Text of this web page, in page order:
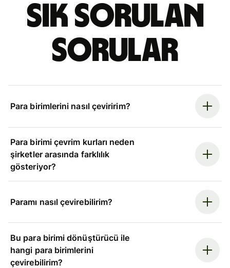
Sık sorulan
sorular
Para birimlerini nasıl çeviririm?
Para birimi çevrim kurları neden
şirketler arasında farklılık
gösteriyor?
Paramı nasıl çevirebilirim?
Bu para birimi dönüştürücü ile
hangi para birimlerini
çevirebilirim?